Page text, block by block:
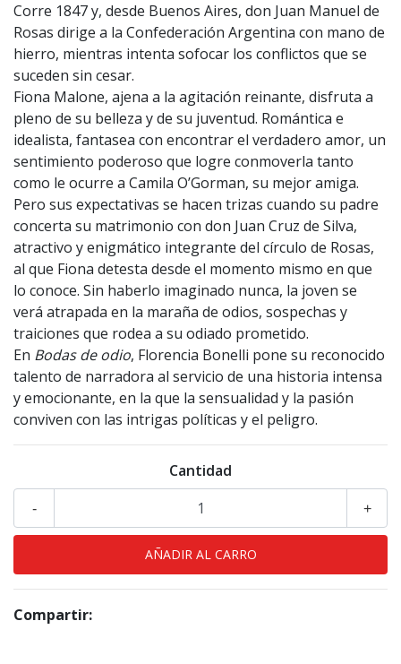
Corre 1847 y, desde Buenos Aires, don Juan Manuel de
Rosas dirige a la Confederación Argentina con mano de
hierro, mientras intenta sofocar los conflictos que se
suceden sin cesar.
Fiona Malone, ajena a la agitación reinante, disfruta a
pleno de su belleza y de su juventud. Romántica e
idealista, fantasea con encontrar el verdadero amor, un
sentimiento poderoso que logre conmoverla tanto
como le ocurre a Camila O’Gorman, su mejor amiga.
Pero sus expectativas se hacen trizas cuando su padre
concerta su matrimonio con don Juan Cruz de Silva,
atractivo y enigmático integrante del círculo de Rosas,
al que Fiona detesta desde el momento mismo en que
lo conoce. Sin haberlo imaginado nunca, la joven se
verá atrapada en la maraña de odios, sospechas y
traiciones que rodea a su odiado prometido.
En Bodas de odio, Florencia Bonelli pone su reconocido
talento de narradora al servicio de una historia intensa
y emocionante, en la que la sensualidad y la pasión
conviven con las intrigas políticas y el peligro.
Cantidad
+
-
Compartir: